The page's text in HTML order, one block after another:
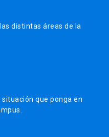
distintas áreas de la
que ponga en